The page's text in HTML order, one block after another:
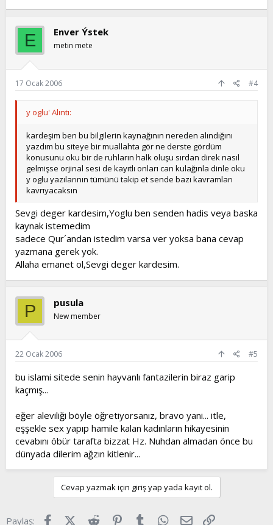
E Enver Ýstek
metin mete
17 Ocak 2006 #4
y oglu' Alıntı:
kardeşim ben bu bilgilerin kaynağının nereden alındığını
yazdım bu siteye bir muallahta gör ne derste gördüm
konusunu oku bir de ruhların halk oluşu sırdan direk nasıl
gelmişse orjinal sesi de kayıtlı onları can kulağınla dinle oku
y oglu yazılarının tümünü takip et sende bazı kavramları
kavrıyacaksın
Sevgi deger kardesim,Yoglu ben senden hadis veya baska
kaynak istemedim
sadece Qur´andan istedim varsa ver yoksa bana cevap
yazmana gerek yok.
Allaha emanet ol,Sevgi deger kardesim.
P pusula
New member
22 Ocak 2006 #5
bu islami sitede senin hayvanlı fantazilerin biraz garip
kaçmış...
eğer aleviliği böyle öğretiyorsanız, bravo yani... itle,
eşşekle sex yapıp hamile kalan kadınların hikayesinin
cevabını öbür tarafta bizzat Hz. Nuhdan almadan önce bu
dünyada dilerim ağzın kitlenir...
Cevap yazmak için giriş yap yada kayıt ol.
Paylaş: FacebookX (Twitter)
Reddit Pinterest
Tumblr WhatsApp
E-posta